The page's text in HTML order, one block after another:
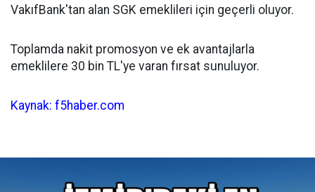
VakıfBank'tan alan SGK emeklileri için geçerli oluyor.
Toplamda nakit promosyon ve ek avantajlarla
emeklilere 30 bin TL'ye varan fırsat sunuluyor.
Kaynak: f5haber.com